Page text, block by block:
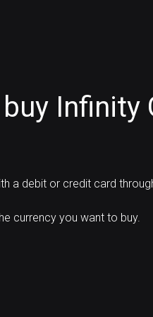
Infinity
a debit or credit card
currency you want to buy.